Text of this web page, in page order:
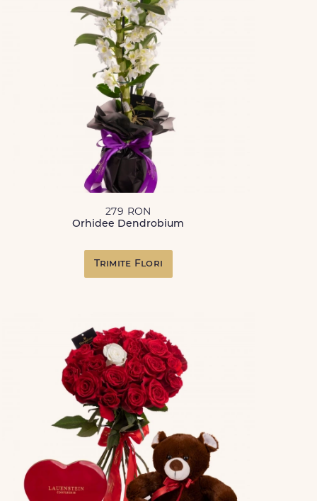
279 RON
Orhidee Dendrobium
Trimite Flori